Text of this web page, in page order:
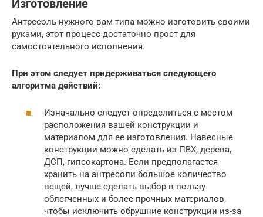
Изготовление
Антресоль нужного вам типа можно изготовить своими
руками, этот процесс достаточно прост для
самостоятельного исполнения.
При этом следует придерживаться следующего
алгоритма действий:
Изначально следует определиться с местом
расположения вашей конструкции и
материалом для ее изготовления. Навесные
конструкции можно сделать из ПВХ, дерева,
ДСП, гипсокартона. Если предполагается
хранить на антресоли большое количество
вещей, лучше сделать выбор в пользу
облегченных и более прочных материалов,
чтобы исключить обрушние конструкции из-за